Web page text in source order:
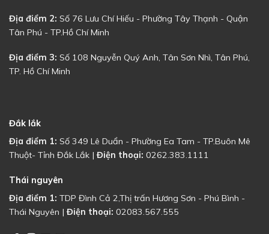
Địa điểm 2: Số 76 Lưu Chí Hiếu - Phường Tây Thạnh - Quận
Tân Phú - TP.Hồ Chí Minh
Địa điểm 3: Số 108 Nguyễn Quý Anh, Tân Sơn Nhì, Tân Phú,
TP. Hồ Chí Minh
Đắk lắk
Địa điểm 1: Số 349 Lê Duẩn - Phường Ea Tam - TP.Buôn Mê
Thuột- Tỉnh Đắk Lắk | Điện thoại: 0262.383.1111
Thái nguyên
Địa điểm 1: TDP Đình Cả 2,Thị trấn Hương Sơn - Phú Bình -
Thái Nguyên | Điện thoại: 02083.567.555